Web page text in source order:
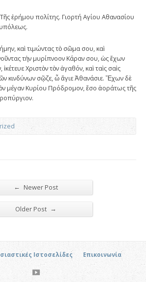
ἐρήμου πολίτης. Γιορτή Αγίου Αθανασίου
καὶ τιμώντας τὸ σῶμα σου, καὶ
τὴν μυρίπνοον Κάραν σου, ὡς ἔχων
Χριστὸν τὸν ἀγαθόν, καὶ ταὶς σαὶς
κινδύνων σῷζε, ὦ ἅγιε Ἀθανάσιε. Ἔχων δὲ
μέγαν Κυρίου Πρόδρομον, ἔσο ἀοράτως τῆς
← Newer Post
Older Post →
Ιστοσελίδες Επικοινωνία